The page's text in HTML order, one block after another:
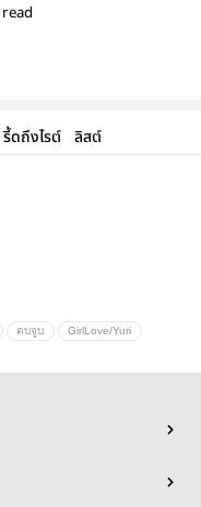
read
รี้ดถึงไรต์ ลิสต์
ตบจูบ GirlLove/Yuri